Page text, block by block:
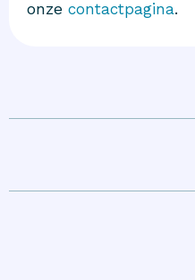
onze contactpagina.